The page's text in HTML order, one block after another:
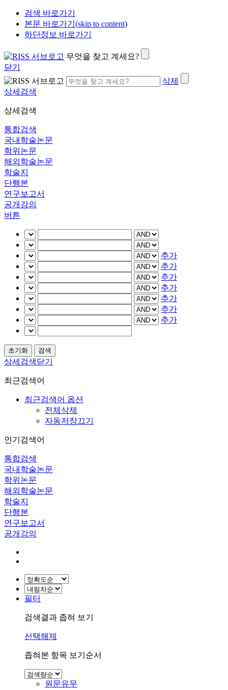
검색 바로가기
본문 바로가기(skip to content)
하단정보 바로가기
무엇을 찾고 계세요?
닫기
삭제
상세검색
상세검색
통합검색
국내학술논문
학위논문
해외학술논문
학술지
단행본
연구보고서
공개강의
버튼
추가
추가
추가
추가
추가
추가
추가
상세검색닫기
최근검색어
최근검색어 옵션
전체삭제
자동저장끄기
인기검색어
통합검색
국내학술논문
학위논문
해외학술논문
학술지
단행본
연구보고서
공개강의
필터
검색결과 좁혀 보기
선택해제
좁혀본 항목 보기순서
원문유무